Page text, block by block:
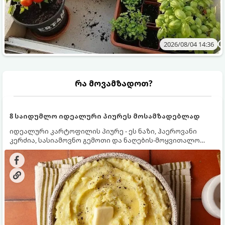
2026/08/04 14:36
რა მოვამზადოთ?
8 საიდუმლო იდეალური პიურეს მოსამზადებლად
იდეალური კარტოფილის პიურე - ეს ნაზი, ჰაეროვანი
კერძია, სასიამოვნო გემოთი და ნაღების-მოყვითალო
ფერით. მისი მომზადება ძალიან მარტივია, მაგრამ
არსებობს რამდენიმე საიდუმლო, რომლებიც უნდა
იცოდეთ, რომ პიურე იდეალურად გემრიელი გამოვიდეს.